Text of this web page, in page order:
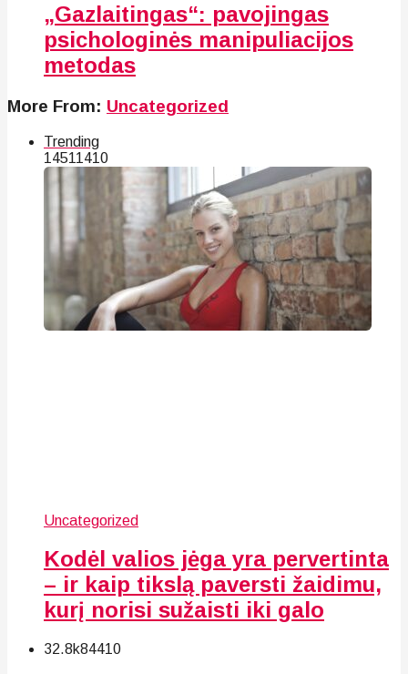
„Gazlaitingas“: pavojingas
psichologinės manipuliacijos
metodas
More From: Uncategorized
Trending
14511410
Uncategorized
Kodėl valios jėga yra pervertinta
– ir kaip tikslą paversti žaidimu,
kurį norisi sužaisti iki galo
32.8k84410